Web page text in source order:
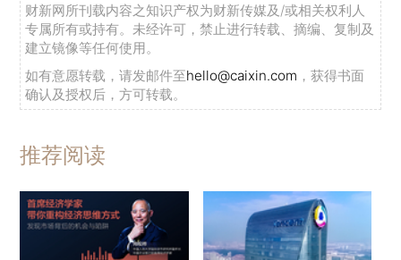
财新网所刊载内容之知识产权为财新传媒及/或相关权利人
专属所有或持有。未经许可，禁止进行转载、摘编、复制及
建立镜像等任何使用。
如有意愿转载，请发邮件至hello@caixin.com ，获得书面
确认及授权后，方可转载。
推荐阅读